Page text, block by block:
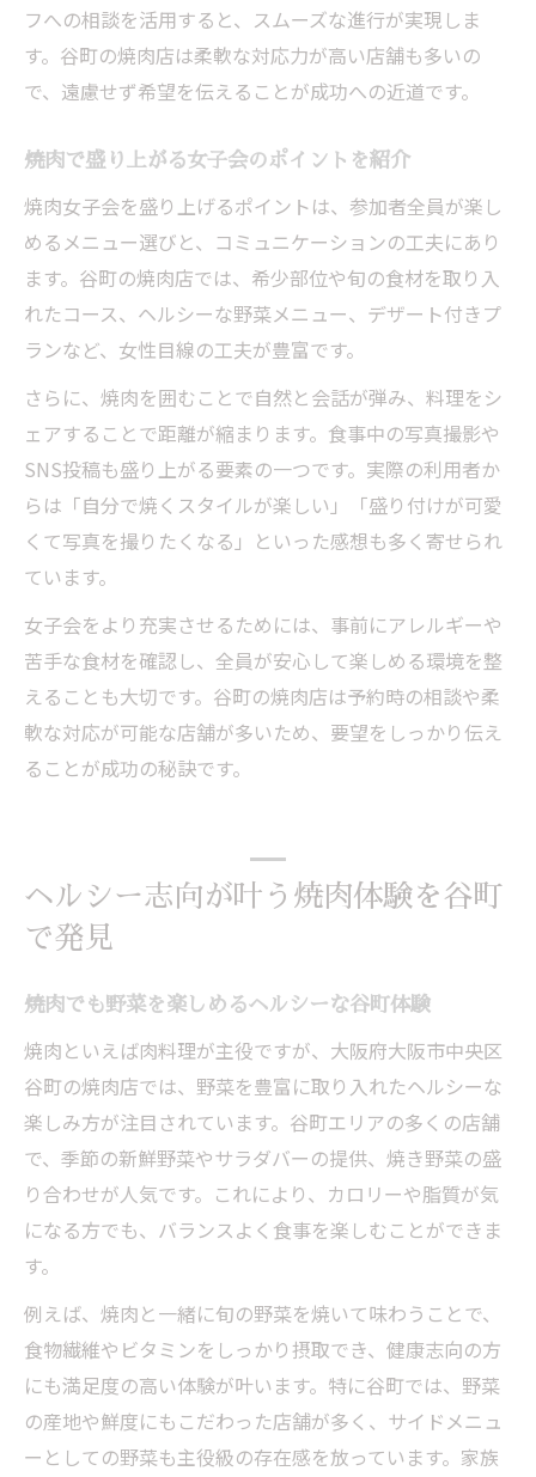
フへの相談を活用すると、スムーズな進行が実現しま
す。谷町の焼肉店は柔軟な対応力が高い店舗も多いの
で、遠慮せず希望を伝えることが成功への近道です。
焼肉で盛り上がる女子会のポイントを紹介
焼肉女子会を盛り上げるポイントは、参加者全員が楽し
めるメニュー選びと、コミュニケーションの工夫にあり
ます。谷町の焼肉店では、希少部位や旬の食材を取り入
れたコース、ヘルシーな野菜メニュー、デザート付きプ
ランなど、女性目線の工夫が豊富です。
さらに、焼肉を囲むことで自然と会話が弾み、料理をシ
ェアすることで距離が縮まります。食事中の写真撮影や
SNS投稿も盛り上がる要素の一つです。実際の利用者か
らは「自分で焼くスタイルが楽しい」「盛り付けが可愛
くて写真を撮りたくなる」といった感想も多く寄せられ
ています。
女子会をより充実させるためには、事前にアレルギーや
苦手な食材を確認し、全員が安心して楽しめる環境を整
えることも大切です。谷町の焼肉店は予約時の相談や柔
軟な対応が可能な店舗が多いため、要望をしっかり伝え
ることが成功の秘訣です。
ヘルシー志向が叶う焼肉体験を谷町
で発見
焼肉でも野菜を楽しめるヘルシーな谷町体験
焼肉といえば肉料理が主役ですが、大阪府大阪市中央区
谷町の焼肉店では、野菜を豊富に取り入れたヘルシーな
楽しみ方が注目されています。谷町エリアの多くの店舗
で、季節の新鮮野菜やサラダバーの提供、焼き野菜の盛
り合わせが人気です。これにより、カロリーや脂質が気
になる方でも、バランスよく食事を楽しむことができま
す。
例えば、焼肉と一緒に旬の野菜を焼いて味わうことで、
食物繊維やビタミンをしっかり摂取でき、健康志向の方
にも満足度の高い体験が叶います。特に谷町では、野菜
の産地や鮮度にもこだわった店舗が多く、サイドメニュ
ーとしての野菜も主役級の存在感を放っています。家族